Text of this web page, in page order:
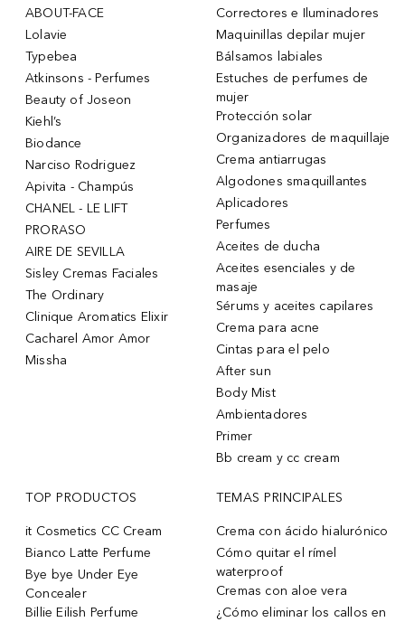
ABOUT-FACE
Lolavie
Typebea
Atkinsons - Perfumes
Beauty of Joseon
Kiehl’s
Biodance
Narciso Rodriguez
Apivita - Champús
CHANEL - LE LIFT
PRORASO
AIRE DE SEVILLA
Sisley Cremas Faciales
The Ordinary
Clinique Aromatics Elixir
Cacharel Amor Amor
Missha
Correctores e Iluminadores
Maquinillas depilar mujer
Bálsamos labiales
Estuches de perfumes de
mujer
Protección solar
Organizadores de maquillaje
Crema antiarrugas
Algodones smaquillantes
Aplicadores
Perfumes
Aceites de ducha
Aceites esenciales y de
masaje
Sérums y aceites capilares
Crema para acne
Cintas para el pelo
After sun
Body Mist
Ambientadores
Primer
Bb cream y cc cream
TOP PRODUCTOS
it Cosmetics CC Cream
Bianco Latte Perfume
Bye bye Under Eye
Concealer
Billie Eilish Perfume
TEMAS PRINCIPALES
Crema con ácido hialurónico
Cómo quitar el rímel
waterproof
Cremas con aloe vera
¿Cómo eliminar los callos en